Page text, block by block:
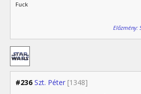
Fuck
Előzmény:
#236 Szt. Péter [1348]